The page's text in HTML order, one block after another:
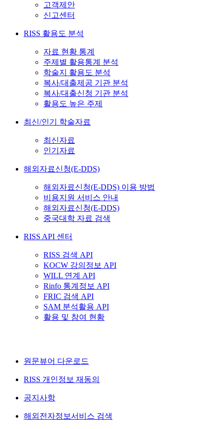
고객제안
신고센터
RISS 활용도 분석
자료 현황 통계
주제별 활용통계 분석
학술지 활용도 분석
복사/대출제공 기관 분석
복사/대출신청 기관 분석
활용도 높은 주제
최신/인기 학술자료
최신자료
인기자료
해외자료신청(E-DDS)
해외자료신청(E-DDS) 이용 방법
비용지원 서비스 안내
해외자료신청(E-DDS)
중국대학 자료 검색
RISS API 센터
RISS 검색 API
KOCW 강의정보 API
WILL 연계 API
Rinfo 통계정보 API
FRIC 검색 API
SAM 분석활용 API
활용 및 참여 현황
원문뷰어 다운로드
RISS 개인정보 재동의
공지사항
해외전자정보서비스 검색